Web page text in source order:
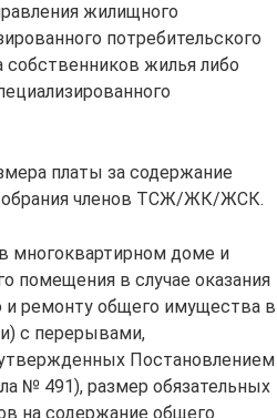
жилищного
потребительского
жилья либо
платы за содержание
членов ТСЖ/ЖК/ЖСК.
многоквартирном доме и
помещения в случае оказания
и ремонту общего имущества в
с перерывами,
Постановлением
№ 491), размер обязательных
на содержание общего